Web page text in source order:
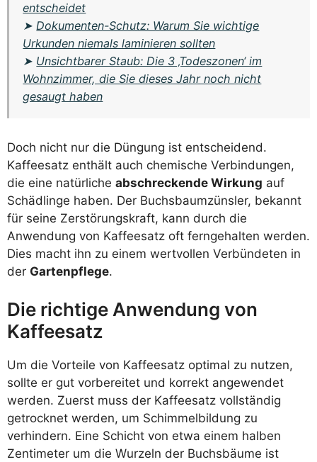
entscheidet
➤Dokumenten-Schutz: Warum Sie wichtige
Urkunden niemals laminieren sollten
➤ Unsichtbarer Staub: Die 3 ‚Todeszonen‘ im
Wohnzimmer, die Sie dieses Jahr noch nicht
gesaugt haben
Doch nicht nur die Düngung ist entscheidend.
Kaffeesatz enthält auch chemische Verbindungen,
die eine natürliche abschreckende Wirkung auf
Schädlinge haben. Der Buchsbaumzünsler, bekannt
für seine Zerstörungskraft, kann durch die
Anwendung von Kaffeesatz oft ferngehalten werden.
Dies macht ihn zu einem wertvollen Verbündeten in
der Gartenpflege.
Die richtige Anwendung von
Kaffeesatz
Um die Vorteile von Kaffeesatz optimal zu nutzen,
sollte er gut vorbereitet und korrekt angewendet
werden. Zuerst muss der Kaffeesatz vollständig
getrocknet werden, um Schimmelbildung zu
verhindern. Eine Schicht von etwa einem halben
Zentimeter um die Wurzeln der Buchsbäume ist